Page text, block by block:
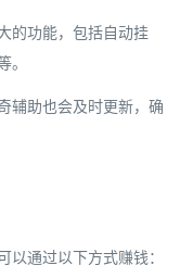
的功能，包括自动挂
辅助也会及时更新，确
通过以下方式赚钱：